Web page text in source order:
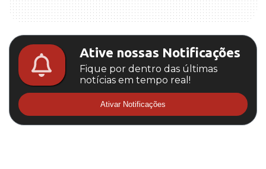
Ative nossas Notificações
Fique por dentro das últimas
notícias em tempo real!
Ativar Notificações